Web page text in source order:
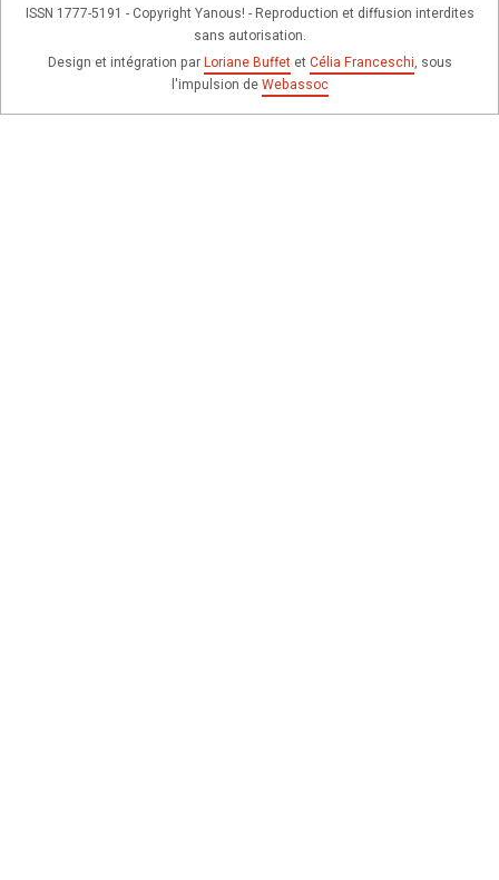
ISSN 1777-5191 - Copyright Yanous! - Reproduction et diffusion interdites
sans autorisation.
Design et intégration parLoriane Buffetet Célia Franceschi, sous
l'impulsion deWebassoc